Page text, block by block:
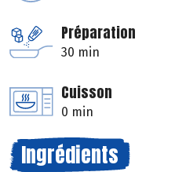
Préparation
30 min
Cuisson
0 min
Ingrédients